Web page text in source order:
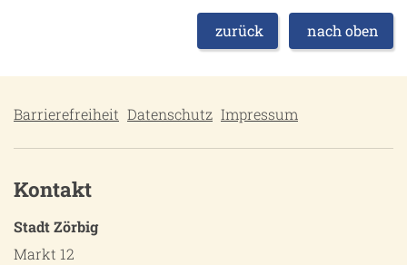
zurück nach oben
Barrierefreiheit Datenschutz Impressum
Kontakt
Stadt Zörbig
Markt 12